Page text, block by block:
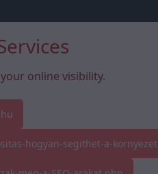
online visibility.
hogyan-segithet-a-kornyezet